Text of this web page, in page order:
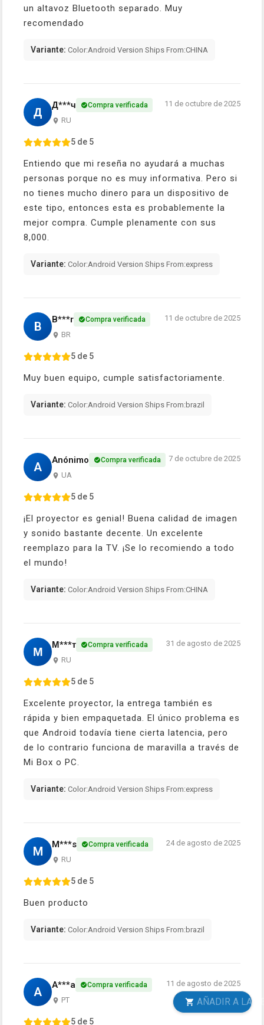
un altavoz Bluetooth separado. Muy
recomendado
Variante: Color:Android Version Ships From:CHINA
Д Д***ч Compra verificada
RU
11 de octubre de 2025
5 de 5
Entiendo que mi reseña no ayudará a muchas
personas porque no es muy informativa. Pero si
no tienes mucho dinero para un dispositivo de
este tipo, entonces esta es probablemente la
mejor compra. Cumple plenamente con sus
8,000.
Variante: Color:Android Version Ships From:express
B B***r Compra verificada
BR
11 de octubre de 2025
5 de 5
Muy buen equipo, cumple satisfactoriamente.
Variante: Color:Android Version Ships From:brazil
A Anónimo Compra verificada
UA
7 de octubre de 2025
5 de 5
¡El proyector es genial! Buena calidad de imagen
y sonido bastante decente. Un excelente
reemplazo para la TV. ¡Se lo recomiendo a todo
el mundo!
Variante: Color:Android Version Ships From:CHINA
М М***т Compra verificada
RU
31 de agosto de 2025
5 de 5
Excelente proyector, la entrega también es
rápida y bien empaquetada. El único problema es
que Android todavía tiene cierta latencia, pero
de lo contrario funciona de maravilla a través de
Mi Box o PC.
Variante: Color:Android Version Ships From:express
M M***s Compra verificada
RU
24 de agosto de 2025
5 de 5
Buen producto
Variante: Color:Android Version Ships From:brazil
A A***a Compra verificada
PT
11 de agosto de 2025
5 de 5
AÑADIR A LA CESTA